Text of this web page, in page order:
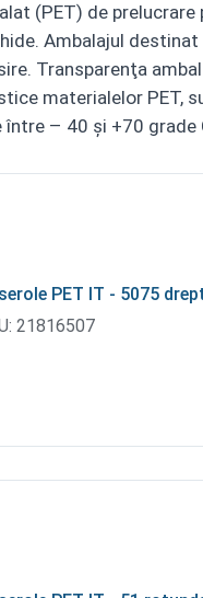
(PET) de
Ambalajul
Transparenţa
materialelor PET,
– 40 şi +70 grade
PET IT - 5075
21816507